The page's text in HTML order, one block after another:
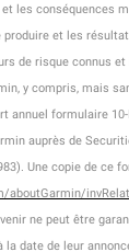
les conséquences
produire et les
de risque connus et
y compris, mais
annuel formulaire
auprès de
Une copie de ce
aboutGarmin/
ne peut être
la date de leur